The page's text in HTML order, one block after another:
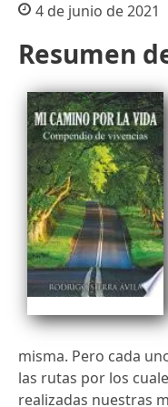
4 de junio de 2021
Resumen
misma. Pero cada
las rutas por los
realizadas nuestras